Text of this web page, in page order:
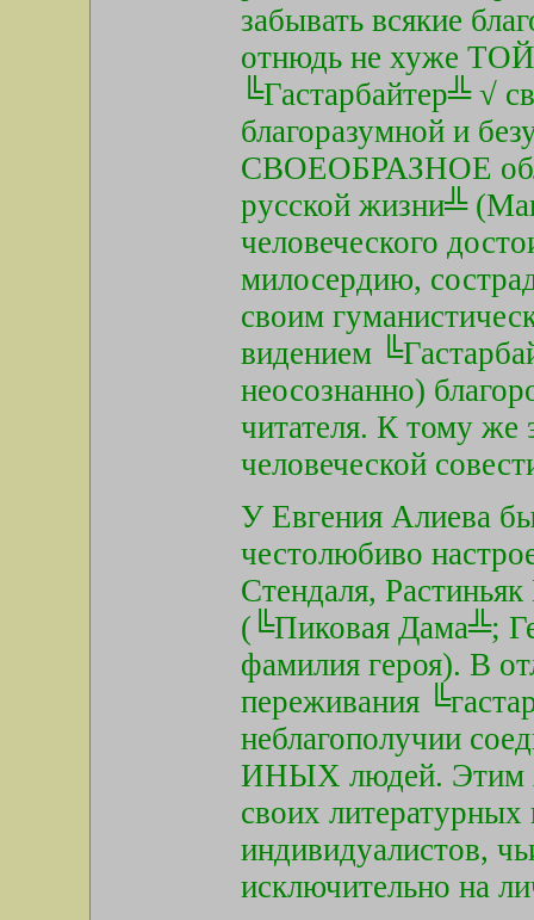
забывать всякие
отнюдь не хуже
╚Гастарбайтер╩ √
благоразумной и
СВОЕОБРАЗНОЕ
русской жизни╩
человеческого
милосердию,
своим
видением
неосознанно)
читателя. К тому же
человеческой
У Евгения Алиева
честолюбиво
Стендаля,
(╚Пиковая Дама╩;
фамилия героя). В
переживания
неблагополучии
ИНЫХ людей. Этим
своих
индивидуалистов,
исключительно на